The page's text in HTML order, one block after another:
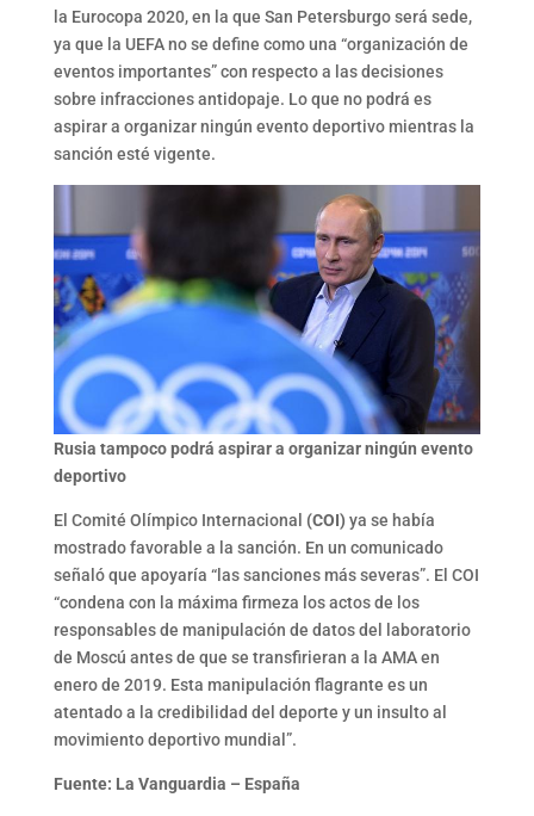
la Eurocopa 2020, en la que San Petersburgo será sede,
ya que la UEFA no se define como una “organización de
eventos importantes” con respecto a las decisiones
sobre infracciones antidopaje. Lo que no podrá es
aspirar a organizar ningún evento deportivo mientras la
sanción esté vigente.
Rusia tampoco podrá aspirar a organizar ningún evento
deportivo
El Comité Olímpico Internacional (COI) ya se había
mostrado favorable a la sanción. En un comunicado
señaló que apoyaría “las sanciones más severas”. El COI
“condena con la máxima firmeza los actos de los
responsables de manipulación de datos del laboratorio
de Moscú antes de que se transfirieran a la AMA en
enero de 2019. Esta manipulación flagrante es un
atentado a la credibilidad del deporte y un insulto al
movimiento deportivo mundial”.
Fuente: La Vanguardia – España